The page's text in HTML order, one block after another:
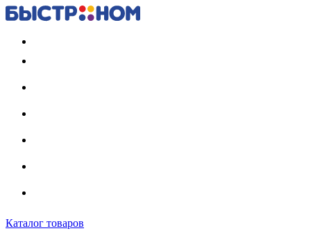
Каталог товаров